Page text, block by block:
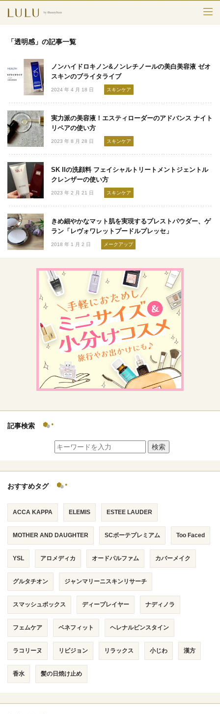
スキンケア
メークアップ
エイジングケア
フレグランス
ボディ＆ヘア
ライフスタイル
検索
「透明感」の記事一覧
ノンハイドロキノン&ノンレチノールの美白美容液 ゼオ
スキンのブライタライブ
2024 年 4 月 18 日 スキンケア
実力派の美容液！エスティローダーのアドバンス ナイト
リペアの使い方
2023 年 8 月 28 日 スキンケア
SK IIの洗顔料 フェイシャルトリートメントジェントル
クレンザーの使い方
2023 年 2 月 21 日 スキンケア
きめ細やかなマット肌を実現するプレストパウダー、ゲ
ラン「レヴォワレットプードルプレッセ」
2018 年 1 月 2 日 メークアップ
記事検索
検索
おすすめタグ
ACCA KAPPA ELEMIS ESTEE LAUDER
MOTHER AND DAUGHTER SCボーテプレミアム Too Faced
YSL アロメディカ オードパルファム カバーメイク
グルタチオン ジャンマリーニスキンリサーチ
スマッシュボックス ディープレイヤー ナディノラ
フェムケア ベネフィット ヘレナルビンスタイン
ラコリーヌ リビジョン リラックス 小じわ 漢方
香水 髪の日焼け止め